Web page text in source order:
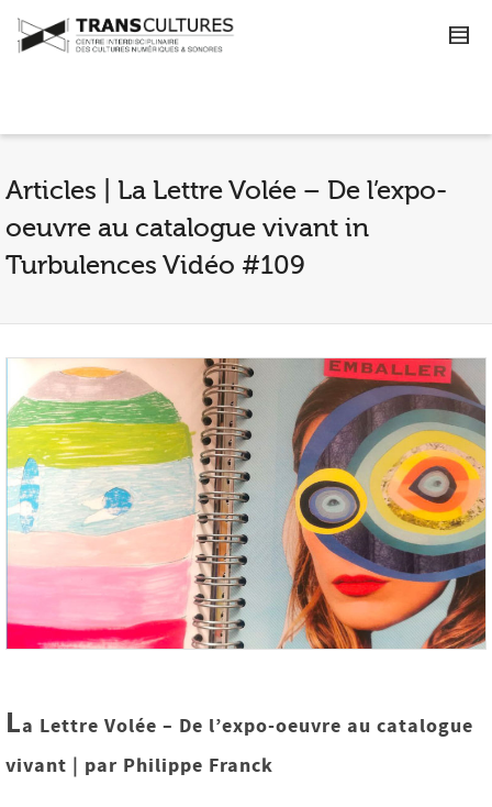
Articles | La Lettre Volée – De l’expo-
oeuvre au catalogue vivant in
Turbulences Vidéo #109
La Lettre Volée – De l’expo-oeuvre au catalogue
vivant | par Philippe Franck